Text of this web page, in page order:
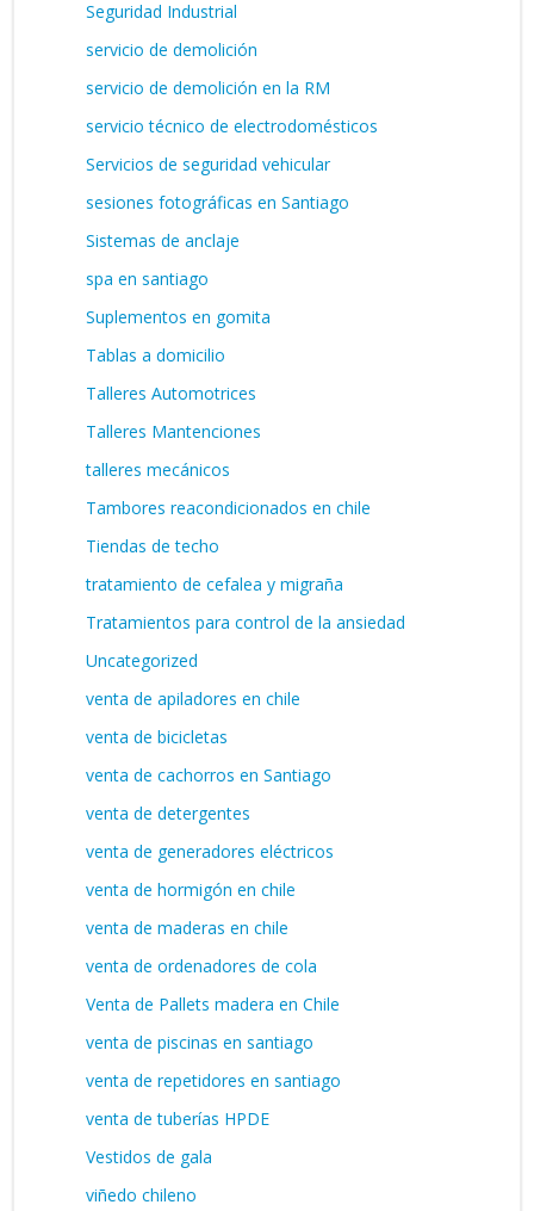
Seguridad Industrial
servicio de demolición
servicio de demolición en la RM
servicio técnico de electrodomésticos
Servicios de seguridad vehicular
sesiones fotográficas en Santiago
Sistemas de anclaje
spa en santiago
Suplementos en gomita
Tablas a domicilio
Talleres Automotrices
Talleres Mantenciones
talleres mecánicos
Tambores reacondicionados en chile
Tiendas de techo
tratamiento de cefalea y migraña
Tratamientos para control de la ansiedad
Uncategorized
venta de apiladores en chile
venta de bicicletas
venta de cachorros en Santiago
venta de detergentes
venta de generadores eléctricos
venta de hormigón en chile
venta de maderas en chile
venta de ordenadores de cola
Venta de Pallets madera en Chile
venta de piscinas en santiago
venta de repetidores en santiago
venta de tuberías HPDE
Vestidos de gala
viñedo chileno